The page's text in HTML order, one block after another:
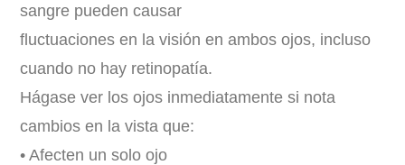
sangre pueden causar
fluctuaciones en la visión en ambos ojos, incluso
cuando no hay retinopatía.
Hágase ver los ojos inmediatamente si nota
cambios en la vista que:
• Afecten un solo ojo